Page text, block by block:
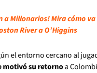
a Millonarios! Mira cómo
River a O’Higgins
el entorno cercano al
motivó su retornoa